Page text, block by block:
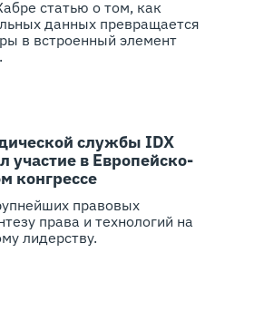
статью о том, как
данных превращается
в встроенный элемент
службы IDX
участие в Европейско-
конгрессе
правовых
права и технологий на
лидерству.